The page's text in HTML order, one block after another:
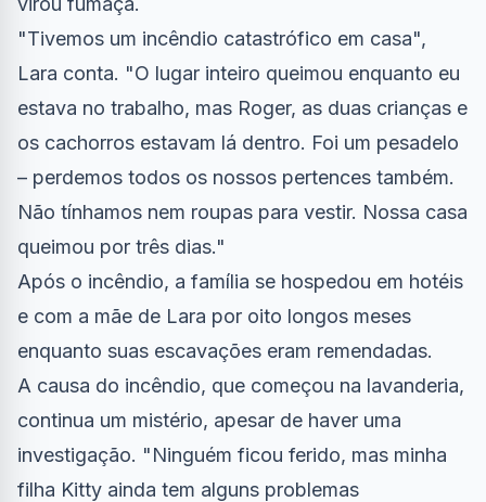
"Tivemos um incêndio catastrófico em casa",
Lara conta. "O lugar inteiro queimou enquanto eu
estava no trabalho, mas Roger, as duas crianças e
os cachorros estavam lá dentro. Foi um pesadelo
– perdemos todos os nossos pertences também.
Não tínhamos nem roupas para vestir. Nossa casa
queimou por três dias."
Após o incêndio, a família se hospedou em hotéis
e com a mãe de Lara por oito longos meses
enquanto suas escavações eram remendadas.
A causa do incêndio, que começou na lavanderia,
continua um mistério, apesar de haver uma
investigação. "Ninguém ficou ferido, mas minha
filha Kitty ainda tem alguns problemas